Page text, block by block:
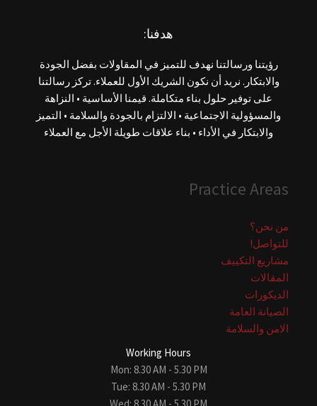
هدفنا:
رؤيتنا ورسالتنا نهدف للتميز في المقاولات بفضل الجودة
والابتكار. نريد أن نكون الشريك الأول للعملاء. تركز رسالتنا
على توفير حلول بناء متكاملة. قيمنا الأساسية • النزاهة
والمسؤولية الاجتماعية • الالتزام بالجودة والسلامة • التميز
والابتكار في الأداء • بناء علاقات طويلة الأجل مع العملاء
Practice Areas
من نحن؟
للتواصل!
مشاريع التكييف
المقالات
الديكورات
الصيانة العامة
الامن والسلامة
Working Hours
Mon: 8.30 AM - 5.30 PM
Tue: 8.30 AM - 5.30 PM
Wed: 8.30 AM - 5.30 PM